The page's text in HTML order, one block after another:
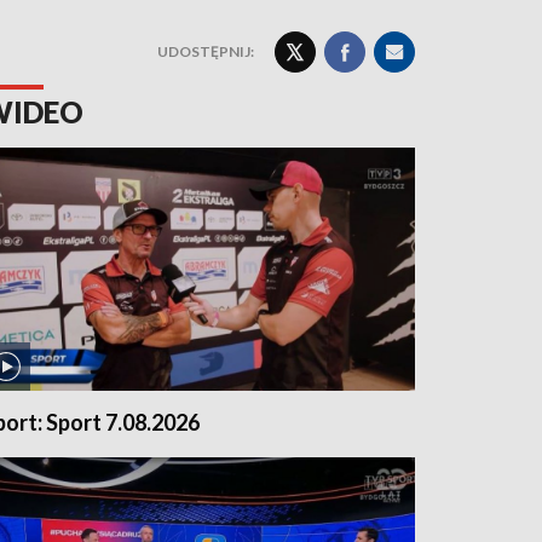
UDOSTĘPNIJ:
Sport 7.08.2026